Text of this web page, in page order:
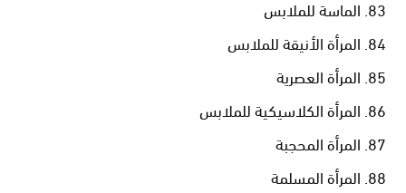
الماسة للملابس
المرأة الأنيقة للملابس
المرأة العصرية
المرأة الكلاسيكية للملابس
المرأة المحجبة
المرأة المسلمة